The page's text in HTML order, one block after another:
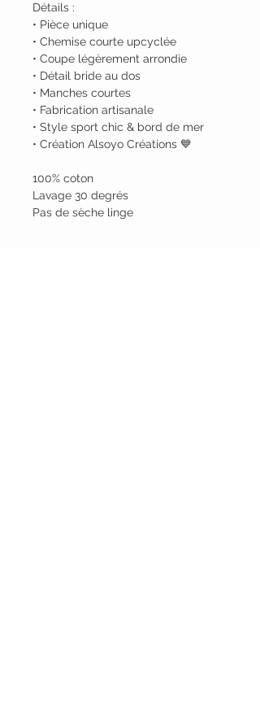
Détails :
• Pièce unique
• Chemise courte upcyclée
• Coupe légèrement arrondie
• Détail bride au dos
• Manches courtes
• Fabrication artisanale
• Style sport chic & bord de mer
• Création Alsoyo Créations 💙
100% coton
Lavage 30 degrés
Pas de sèche linge